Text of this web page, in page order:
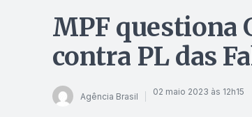
MPF questiona
contra PL das
Agência Brasil 02 maio 2023 às 12h15